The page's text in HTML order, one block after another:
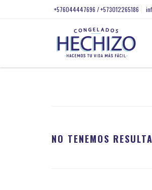
+576044447696 / +573012265186
NO TENEMOS